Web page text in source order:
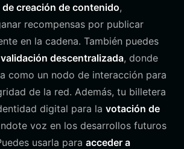
creación de contenido,
recompensas por publicar
en la cadena. También puedes
validación descentralizada, donde
como un nodo de interacción para
de la red. Además, tu billetera
digital para la votación de
voz en los desarrollos futuros
usarla para acceder a